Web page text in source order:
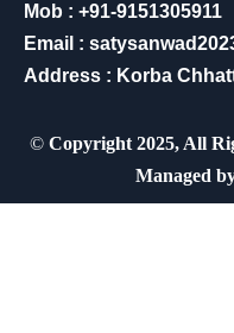
Mob : +91-9151305911
Email :
Address : Korba
© Copyright 2025, All
Managed